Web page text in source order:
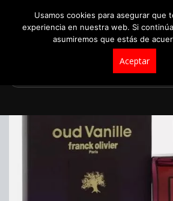
Usamos cookies para asegurar que
experiencia en nuestra web. Si
asumiremos que estás de
Aceptar